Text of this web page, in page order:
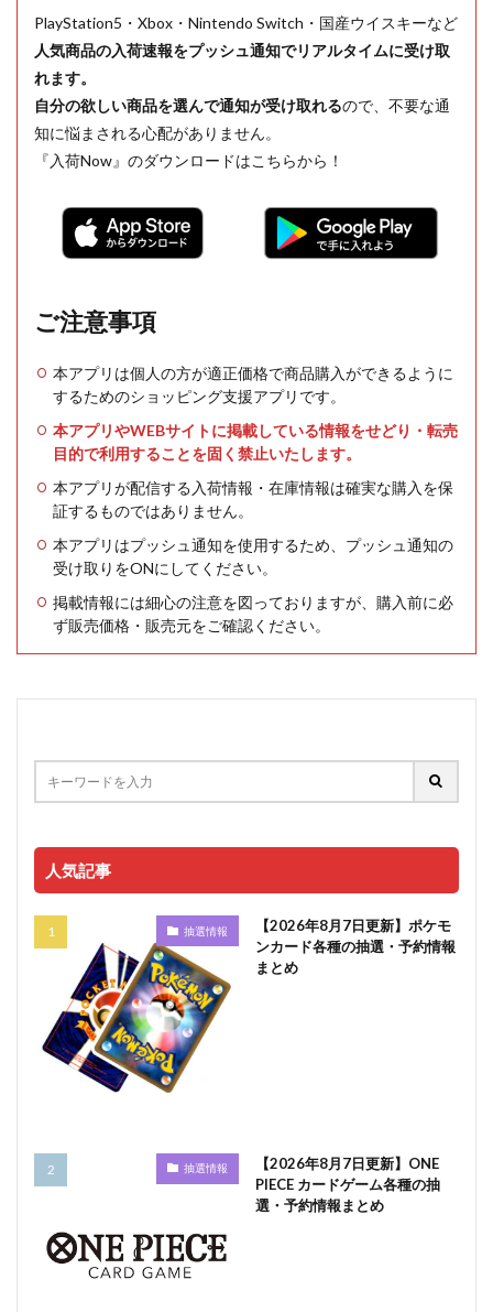
PlayStation5・Xbox・Nintendo Switch・国産ウイスキーなど
人気商品の入荷速報をプッシュ通知でリアルタイムに受け取
れます。
自分の欲しい商品を選んで通知が受け取れるので、不要な通
知に悩まされる心配がありません。
『入荷Now』のダウンロードはこちらから！
ご注意事項
本アプリは個人の方が適正価格で商品購入ができるように
するためのショッピング支援アプリです。
本アプリやWEBサイトに掲載している情報をせどり・転売
目的で利用することを固く禁止いたします。
本アプリが配信する入荷情報・在庫情報は確実な購入を保
証するものではありません。
本アプリはプッシュ通知を使用するため、プッシュ通知の
受け取りをONにしてください。
掲載情報には細心の注意を図っておりますが、購入前に必
ず販売価格・販売元をご確認ください。
人気記事
抽選情報
【2026年8月7日更新】ポケモ
ンカード各種の抽選・予約情報
まとめ
抽選情報
【2026年8月7日更新】ONE
PIECE カードゲーム各種の抽
選・予約情報まとめ